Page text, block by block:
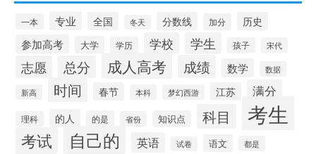
一本 专业 全国 冬天 分数线 加分 历史
参加高考 大学 学历 学校 学生 孩子 宋代
志愿 总分 成人高考 成绩 数学 数据
新高 时间 春节 本科 梦幻西游 江苏 满分
理科 的人 的是 省份 知识点 科目 考生
考试 自己的 英语 试卷 语文 都是